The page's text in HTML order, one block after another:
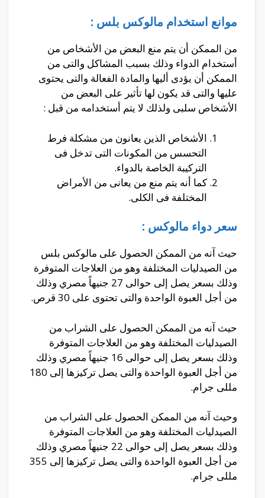
موانع استخدام مالوكس بلس :
من الممكن أن يتم منع البعض من الأشخاص من
أستخدام الدواء وذلك بسبب المشاكل والتى من
الممكن أن يؤدى أليها والمادة الفعالة والتى يحتوى
عليها والتى قد يكون لها تأثير على البعض من
الأشخاص سلبى ولذلك لا يتم أستخدامه من قبل :
الأشخاص الذين يعانون من مشكلة فرط
التحسس من المكونات التى تدخل فى
التركيبة الخاصة بالدواء.
كما أنه يتم منع من يعانى من الأمراض
المختلفة فى الكلى.
سعر دواء مالوكس :
حيث آنه من الممكن الحصول على مالوكس بلس
من الصيدليات المختلفة وهو من العلاجات المتوفرة
وذلك بسعر يصل إلى حوالى
27 جنيهاً مصري وذلك
من أجل العبوة الواحدة والتى تحتوى على 30 قرص.
حيث آنه من الممكن الحصول على الشراب من
الصيدليات المختلفة وهو من العلاجات المتوفرة
وذلك بسعر يصل إلى حوالى
16 جنيهاً مصري وذلك
من أجل العبوة الواحدة والتى يصل تركيزها إلى 180
مللى جرام.
وحيث آنه من الممكن الحصول على الشراب من
الصيدليات المختلفة وهو من العلاجات المتوفرة
وذلك بسعر يصل إلى حوالى
22 جنيهاً مصري وذلك
من أجل العبوة الواحدة والتى يصل تركيزها إلى 355
مللى جرام.